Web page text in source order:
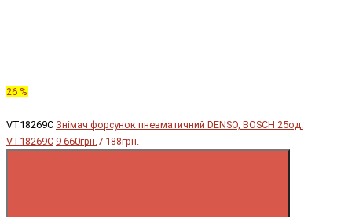
26 %
VT18269C Знімач форсунок пневматичний DENSO, BOSCH 25од.
VT18269C 9 660грн.7 188грн.